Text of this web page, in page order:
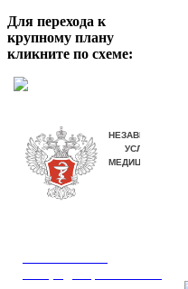
Для перехода к
крупному плану
кликните по схеме: